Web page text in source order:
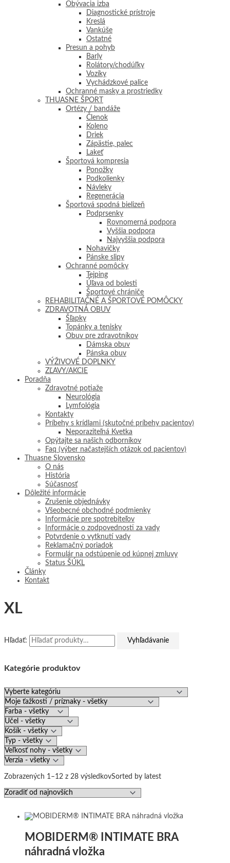
Obývacia izba
Diagnostické prístroje
Kreslá
Vankúše
Ostatné
Presun a pohyb
Barly
Rolátory/chodúľky
Vozíky
Vychádzkové palice
Ochranné masky a prostriedky
THUASNE ŠPORT
Ortézy / bandáže
Členok
Koleno
Driek
Zápästie, palec
Lakeť
Športová kompresia
Ponožky
Podkolienky
Návleky
Regenerácia
Športová spodná bielizeň
Podprsenky
Rovnomerná podpora
Vyššia podpora
Najvyššia podpora
Nohavičky
Pánske slipy
Ochranné pomôcky
Tejping
Úľava od bolesti
Športové chrániče
REHABILITAČNÉ A ŠPORTOVÉ POMÔCKY
ZDRAVOTNÁ OBUV
Šľapky
Topánky a tenisky
Obuv pre zdravotníkov
Dámska obuv
Pánska obuv
VÝŽIVOVÉ DOPLNKY
ZĽAVY/AKCIE
Poradňa
Zdravotné potiaže
Neurológia
Lymfológia
Kontakty
Príbehy s krídlami (skutočné príbehy pacientov)
Neporaziteľná Kvetka
Opýtajte sa našich odborníkov
Faq (výber načastejších otázok od pacientov)
Thuasne Slovensko
O nás
História
Súčasnosť
Dôležité informácie
Zrušenie objednávky
Všeobecné obchodné podmienky
Informácie pre spotrebiteľov
Informácie o zodpovednosti za vady
Potvrdenie o vytknutí vady
Reklamačný poriadok
Formulár na odstúpenie od kúpnej zmluvy
Status ŠÚKL
Články
Kontakt
XL
Hľadať: Vyhľadávanie
Kategórie produktov
Zobrazených 1–12 z 28 výsledkovSorted by latest
MOBIDERM® INTIMATE BRA
náhradná vložka